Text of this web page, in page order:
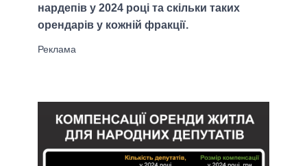
нардепів у 2024 році та скільки таких
орендарів у кожній фракції.